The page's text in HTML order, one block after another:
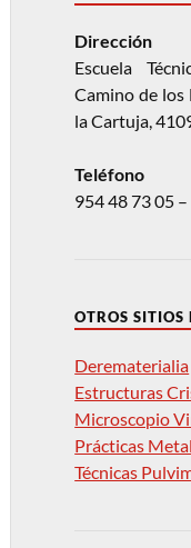
Dirección
Escuela
Camino de los
la Cartuja,
Teléfono
954 48 73 05
OTROS
Derematerialia
Estructuras
Microscopio
Prácticas
Técnicas